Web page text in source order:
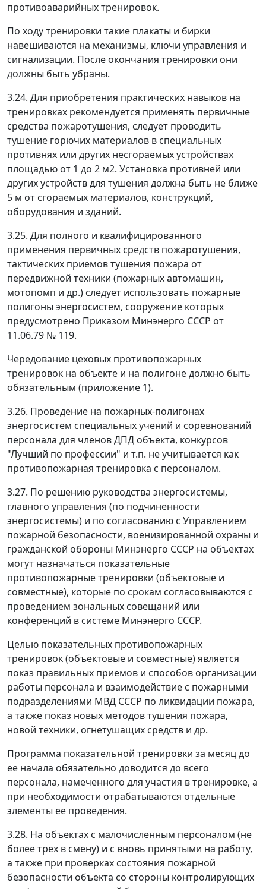
противоаварийных тренировок.
По ходу тренировки такие плакаты и бирки
навешиваются на механизмы, ключи управления и
сигнализации. После окончания тренировки они
должны быть убраны.
3.24. Для приобретения практических навыков на
тренировках рекомендуется применять первичные
средства пожаротушения, следует проводить
тушение горючих материалов в специальных
противнях или других несгораемых устройствах
площадью от 1 до 2 м2. Установка противней или
других устройств для тушения должна быть не ближе
5 м от сгораемых материалов, конструкций,
оборудования и зданий.
3.25. Для полного и квалифицированного
применения первичных средств пожаротушения,
тактических приемов тушения пожара от
передвижной техники (пожарных автомашин,
мотопомп и др.) следует использовать пожарные
полигоны энергосистем, сооружение которых
предусмотрено Приказом Минэнерго СССР от
11.06.79 № 119.
Чередование цеховых противопожарных
тренировок на объекте и на полигоне должно быть
обязательным (приложение 1).
3.26. Проведение на пожарных-полигонах
энергосистем специальных учений и соревнований
персонала для членов ДПД объекта, конкурсов
"Лучший по профессии" и т.п. не учитывается как
противопожарная тренировка с персоналом.
3.27. По решению руководства энергосистемы,
главного управления (по подчиненности
энергосистемы) и по согласованию с Управлением
пожарной безопасности, военизированной охраны и
гражданской обороны Минэнерго СССР на объектах
могут назначаться показательные
противопожарные тренировки (объектовые и
совместные), которые по срокам согласовываются с
проведением зональных совещаний или
конференций в системе Минэнерго СССР.
Целью показательных противопожарных
тренировок (объектовые и совместные) является
показ правильных приемов и способов организации
работы персонала и взаимодействие с пожарными
подразделениями МВД СССР по ликвидации пожара,
а также показ новых методов тушения пожара,
новой техники, огнетушащих средств и др.
Программа показательной тренировки за месяц до
ее начала обязательно доводится до всего
персонала, намеченного для участия в тренировке, а
при необходимости отрабатываются отдельные
элементы ее проведения.
3.28. На объектах с малочисленным персоналом (не
более трех в смену) и с вновь принятыми на работу,
а также при проверках состояния пожарной
безопасности объекта со стороны контролирующих